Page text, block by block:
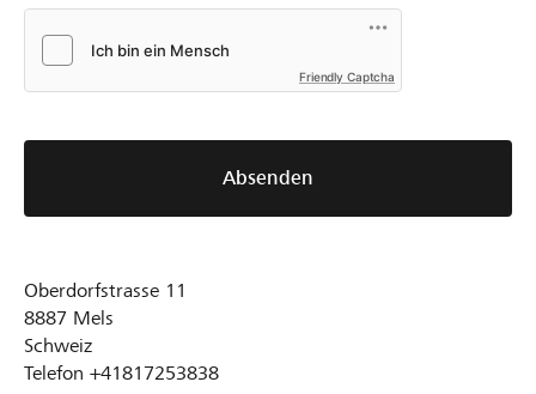
Friendly Captcha
Absenden
Oberdorfstrasse 11
8887 Mels
Schweiz
Telefon +41817253838